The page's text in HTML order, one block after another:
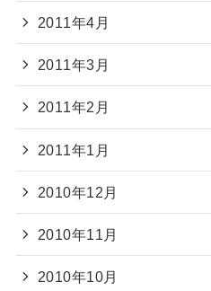
2011年4月
2011年3月
2011年2月
2011年1月
2010年12月
2010年11月
2010年10月